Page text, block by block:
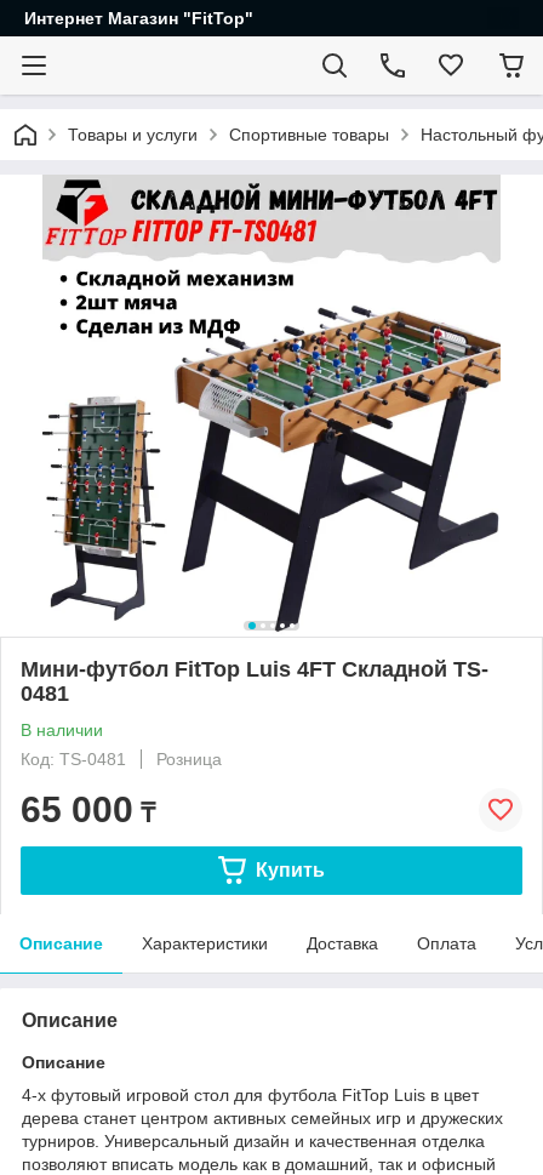
Интернет Магазин "FitTop"
Товары и услуги Спортивные товары Настольный
Мини-футбол FitTop Luis 4FT Складной TS-
0481
В наличии
Код: TS-0481
Розница
65 000 ₸
Купить
Описание Характеристики Доставка Оплата
Описание
Описание
4-х футовый игровой стол для футбола FitTop Luis в цвет
дерева станет центром активных семейных игр и дружеских
турниров. Универсальный дизайн и качественная отделка
позволяют вписать модель как в домашний, так и офисный